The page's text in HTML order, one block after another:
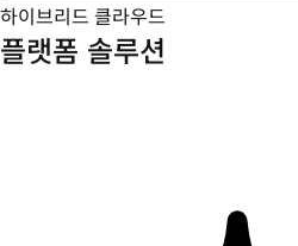
하이브리드 클라우드
플랫폼 솔루션